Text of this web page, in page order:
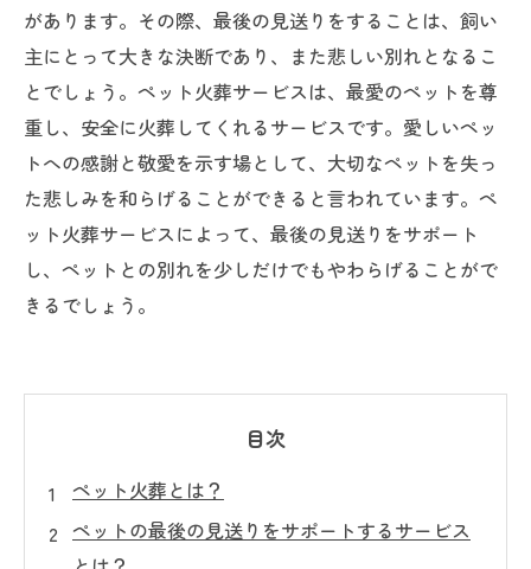
があります。その際、最後の見送りをすることは、飼い
主にとって大きな決断であり、また悲しい別れとなるこ
とでしょう。ペット火葬サービスは、最愛のペットを尊
重し、安全に火葬してくれるサービスです。愛しいペッ
トへの感謝と敬愛を示す場として、大切なペットを失っ
た悲しみを和らげることができると言われています。ペ
ット火葬サービスによって、最後の見送りをサポート
し、ペットとの別れを少しだけでもやわらげることがで
きるでしょう。
目次
ペット火葬とは？
ペットの最後の見送りをサポートするサービス